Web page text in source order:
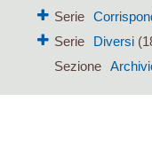
Serie
Serie
Diversi
Sezione